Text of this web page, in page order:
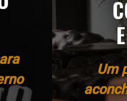
Um ponto
aconchegante